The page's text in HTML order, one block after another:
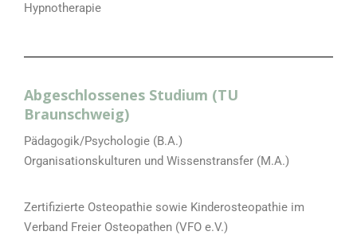
Hypnotherapie
Abgeschlossenes Studium (TU
Braunschweig)
Pädagogik/Psychologie (B.A.)
Organisationskulturen und Wissenstransfer (M.A.)
Zertifizierte Osteopathie sowie Kinderosteopathie im
Verband Freier Osteopathen (VFO e.V.)